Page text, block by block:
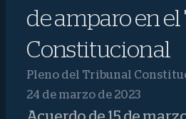
de amparo en
Constitucional
Pleno del Tribunal
24 de marzo de 2023
Acuerdo de 15 de